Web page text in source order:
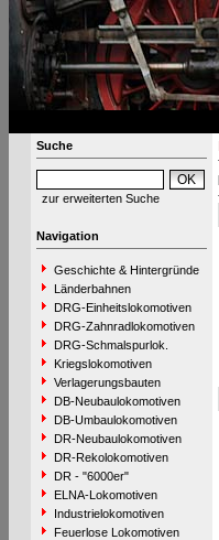
Suche
zur erweiterten Suche
Navigation
Geschichte & Hintergründe
Länderbahnen
DRG-Einheitslokomotiven
DRG-Zahnradlokomotiven
DRG-Schmalspurlok.
Kriegslokomotiven
Verlagerungsbauten
DB-Neubaulokomotiven
DB-Umbaulokomotiven
DR-Neubaulokomotiven
DR-Rekolokomotiven
DR - "6000er"
ELNA-Lokomotiven
Industrielokomotiven
Feuerlose Lokomotiven